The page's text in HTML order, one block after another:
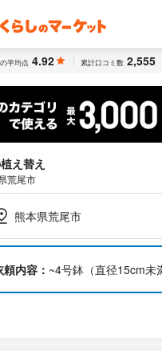
平均点 4.92 累計口コミ数 2,555
え替え
荒尾市
熊本県荒尾市
頼内容： ~4号鉢（直径15cm未